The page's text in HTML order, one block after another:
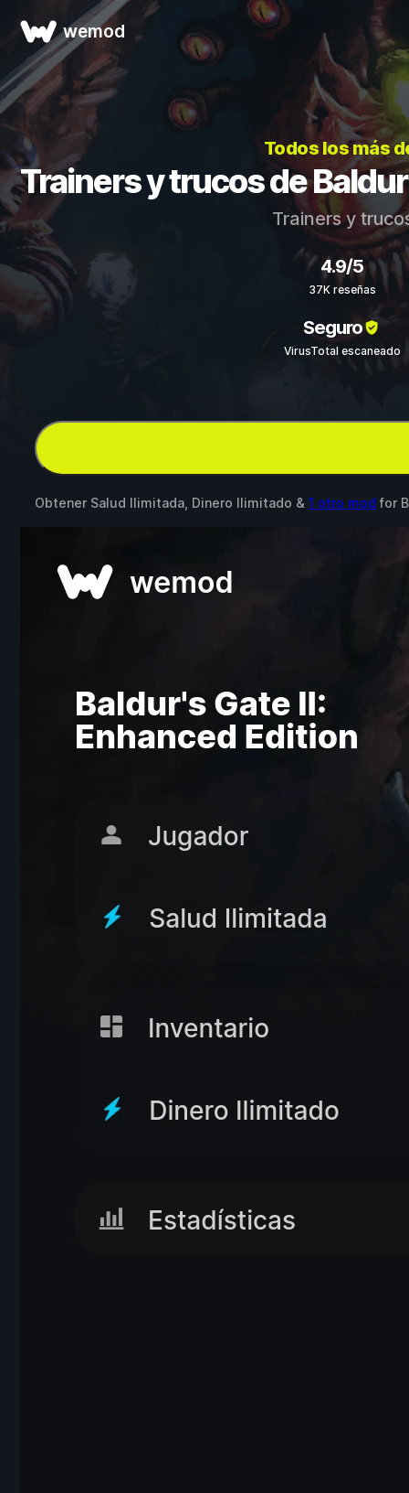
wemod
Todos los más
Trainers y trucos de
Trainers y
4.9/5
37K reseñas
Seguro
VirusTotal escaneado
Obtener Salud Ilimitada, Dinero Ilimitado & 1 otro mod for